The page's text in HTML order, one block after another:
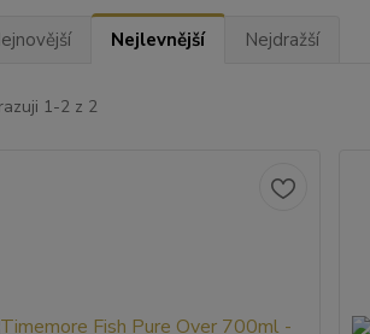
Nejlevnější Nejdražší
1-2 z 2